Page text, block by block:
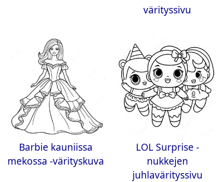
värityssivu
Barbie kauniissa
mekossa -värityskuva
LOL Surprise -
nukkejen
juhlavärityssivu